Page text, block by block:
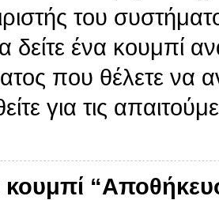
του
δείτε ένα κουμπί
που θέλετε να
για τις
κουμπί